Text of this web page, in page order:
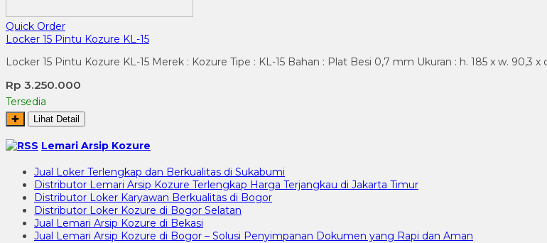
Quick Order
Locker 15 Pintu Kozure KL-15
Locker 15 Pintu Kozure KL-15 Merek : Kozure Tipe : KL-15 Bahan : Plat Besi 0,7 mm Ukuran : h. 185 x w. 90,3 x
Rp 3.250.000
Tersedia
✚ Lihat Detail
Lemari Arsip Kozure
Jual Loker Terlengkap dan Berkualitas di Sukabumi
Distributor Lemari Arsip Kozure Terlengkap Harga Terjangkau di Jakarta Timur
Distributor Loker Karyawan Berkualitas di Bogor
Distributor Loker Kozure di Bogor Selatan
Jual Lemari Arsip Kozure di Bekasi
Jual Lemari Arsip Kozure di Bogor – Solusi Penyimpanan Dokumen yang Rapi dan Aman